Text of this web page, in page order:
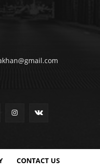
CONTACT US